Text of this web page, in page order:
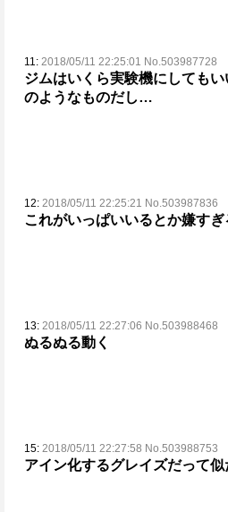
11: 2018/05/11 22:25:01 No.503987728
ジムはいくら実験機にしても
のようなものだし…
12: 2018/05/11 22:25:21 No.503987836
これがいっぱいいるとか嫌す
13: 2018/05/11 22:27:06 No.503988468
ぬるぬる動く
15: 2018/05/11 22:27:58 No.503988753
アイン化するグレイズだって